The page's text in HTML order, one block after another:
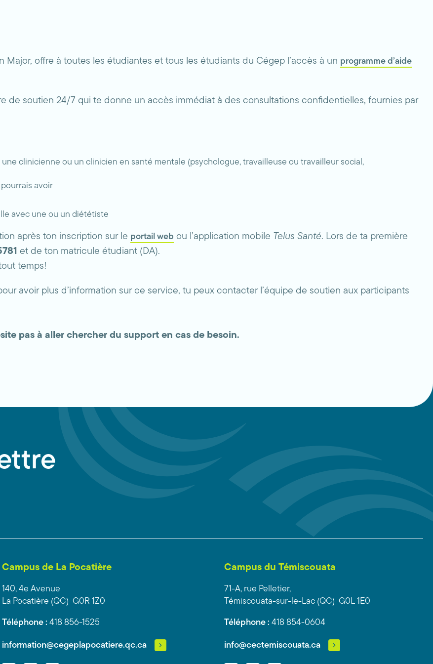
Major, offre à toutes les étudiantes et tous les étudiants du Cégep l’accès à un programme d’aide
de soutien 24/7 qui te donne un accès immédiat à des consultations confidentielles, fournies par
clinicienne ou un clinicien en santé mentale (psychologue, travailleuse ou travailleur social,
avoir
avec une ou un diététiste
après ton inscription sur le portail web ou l’application mobile Telus Santé. Lors de ta première
et de ton matricule étudiant (DA).
temps!
avoir plus d’information sur ce service, tu peux contacter l’équipe de soutien aux participants
pas à aller chercher du support en cas de besoin.
Campus de La Pocatière
140, 4e Avenue
La Pocatière (QC) G0R 1Z0
Téléphone : 418 856-1525
information@cegeplapocatiere.qc.ca
Campus du Témiscouata
71-A, rue Pelletier,
Témiscouata-sur-le-Lac (QC) G0L 1E0
Téléphone : 418 854-0604
info@cectemiscouata.ca